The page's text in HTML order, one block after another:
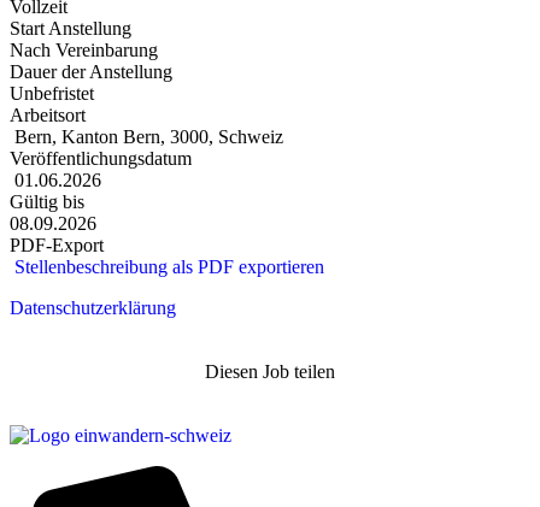
Vollzeit
Start Anstellung
Nach Vereinbarung
Dauer der Anstellung
Unbefristet
Arbeitsort
Bern, Kanton Bern, 3000, Schweiz
Veröffentlichungsdatum
01.06.2026
Gültig bis
08.09.2026
PDF-Export
Stellenbeschreibung als PDF exportieren
Datenschutzerklärung
Diesen Job teilen